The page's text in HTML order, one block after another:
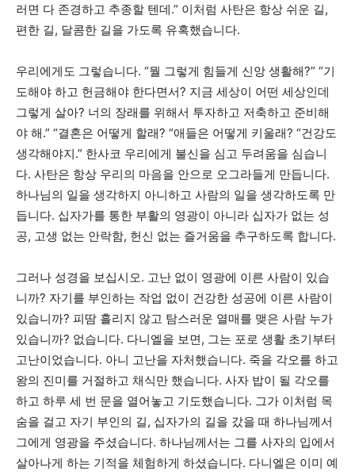
러면 다 존경하고 추종할 텐데.” 이처럼 사탄은 항상 쉬운 길,
편한 길, 달콤한 길을 가도록 유혹했습니다.
우리에게도 그렇습니다. “뭘 그렇게 힘들게 신앙 생활해?” “기
도해야 하고 헌금해야 한다면서? 지금 세상이 어떤 세상인데
그렇게 살아? 너의 장래를 위해서 투자하고 저축하고 준비해
야 해.” “결혼은 어떻게 할래? “애들은 어떻게 키울래? “건강도
생각해야지.” 한사코 우리에게 불신을 심고 두려움을 심습니
다. 사탄은 항상 우리의 마음을 안으로 오그라들게 만듭니다.
하나님의 일을 생각하지 아니하고 사람의 일을 생각하도록 만
듭니다. 십자가를 통한 부활의 영광이 아니라 십자가 없는 성
공, 고생 없는 안락함, 헌신 없는 즐거움을 추구하도록 합니다.
그러나 성경을 보십시오. 고난 없이 영광에 이른 사람이 있습
니까? 자기를 부인하는 작업 없이 건강한 성공에 이른 사람이
있습니까? 피땀 흘리지 않고 탐스러운 열매를 맺은 사람 누가
있습니까? 없습니다. 다니엘을 보면, 그는 포로 생활 초기부터
고난이었습니다. 아니 고난을 자처했습니다. 죽을 각오를 하고
왕의 진미를 거절하고 채식만 했습니다. 사자 밥이 될 각오를
하고 하루 세 번 문을 열어놓고 기도했습니다. 그가 이처럼 목
숨을 걸고 자기 부인의 길, 십자가의 길을 갔을 때 하나님께서
그에게 영광을 주셨습니다. 하나님께서는 그를 사자의 입에서
살아나게 하는 기적을 체험하게 하셨습니다. 다니엘은 이미 예